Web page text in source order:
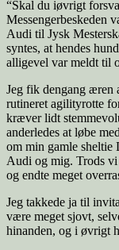
“Skal du iøvrigt
Messengerbeskeden
Audi til Jysk
syntes, at hendes
alligevel var meldt til
Jeg fik dengang æren
rutineret agilityrotte
kræver lidt
anderledes at løbe
om min gamle sheltie
Audi og mig. Trods
og endte meget
Jeg takkede ja til
være meget sjovt,
hinanden, og i øvrigt